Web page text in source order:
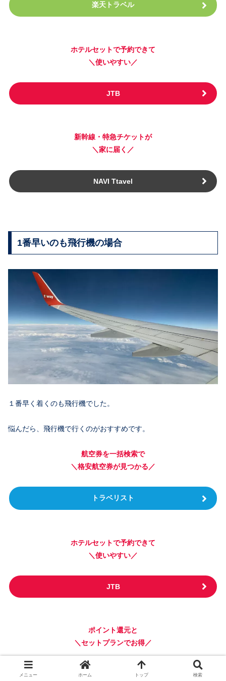
楽天トラベル
ホテルセットで予約できて
＼使いやすい／
JTB
新幹線・特急チケットが
＼家に届く／
NAVI Ttavel
1番早いのも飛行機の場合
１番早く着くのも飛行機でした。
悩んだら、飛行機で行くのがおすすめです。
航空券を一括検索で
＼格安航空券が見つかる／
トラベリスト
ホテルセットで予約できて
＼使いやすい／
JTB
ポイント還元と
＼セットプランでお得／
メニュー ホーム トップ 検索